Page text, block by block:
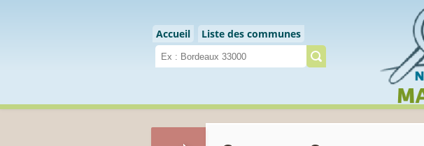
Territoire
Accueil
Liste des communes